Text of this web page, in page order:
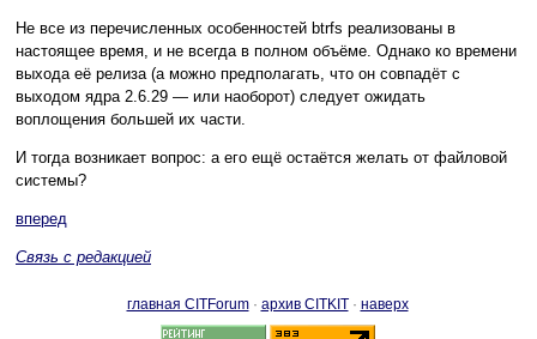
Не все из перечисленных особенностей btrfs реализованы в
настоящее время, и не всегда в полном объёме. Однако ко времени
выхода её релиза (а можно предполагать, что он совпадёт с
выходом ядра 2.6.29 — или наоборот) следует ожидать
воплощения большей их части.
И тогда возникает вопрос: а его ещё остаётся желать от файловой
системы?
вперед
Связь с редакцией
главная CITForum· архив CITKIT· наверх